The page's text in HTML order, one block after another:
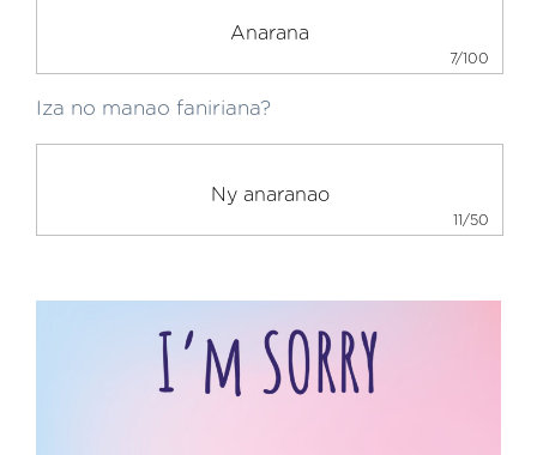
7/100
Iza no manao faniriana?
11/50